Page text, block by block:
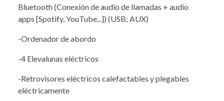
Bluetooth (Conexión de audio de llamadas + audio
apps [Spotify, YouTube...]) (USB; AUX)
-Ordenador de abordo
-4 Elevalunas eléctricos
-Retrovisores eléctricos calefactables y plegables
eléctricamente